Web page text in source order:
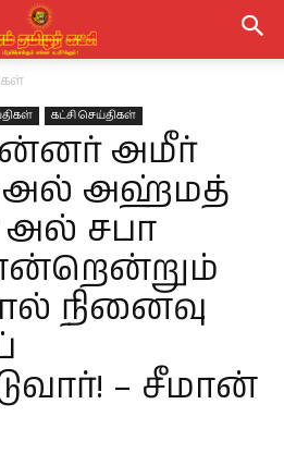
கட்சி செய்திகள்
அமீர்
அல் அஹ்மத்
சபா
நினைவு
– சீமான்